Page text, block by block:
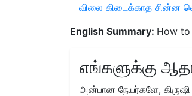
விலை கிடைக்காத சின்ன
English Summary: How to
எங்களுக்கு
அன்பான நேயர்களே,